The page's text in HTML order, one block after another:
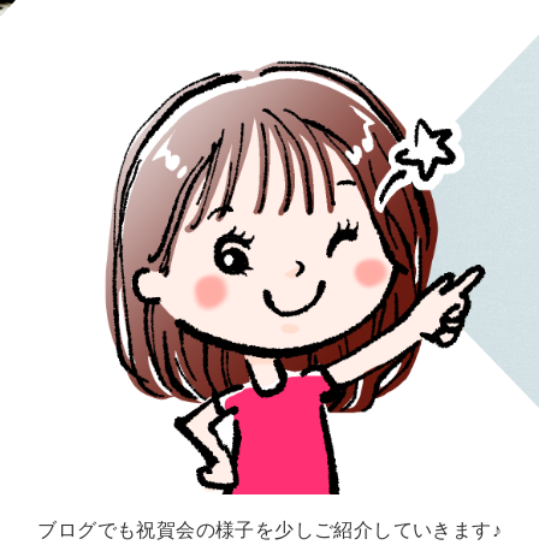
ブログでも祝賀会の様子を少しご紹介していきます♪